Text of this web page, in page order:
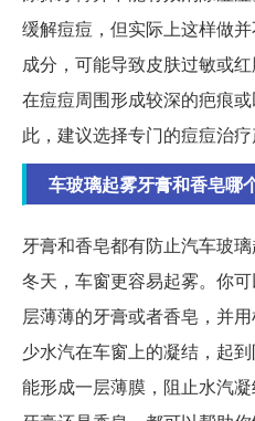
缓解痘痘，但实际上这样做
成分，可能导致皮肤过敏或
在痘痘周围形成较深的疤痕
此，建议选择专门的痘痘治疗
车玻璃起雾牙膏和香皂哪
牙膏和香皂都有防止汽车玻
冬天，车窗更容易起雾。你
层薄薄的牙膏或者香皂，并
少水汽在车窗上的凝结，起
能形成一层薄膜，阻止水汽